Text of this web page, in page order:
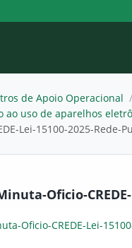
de Apoio Operacional /
ao uso de aparelhos
Lei-15100-2025-Rede-
Oficio-
Oficio-CREDE-Lei-